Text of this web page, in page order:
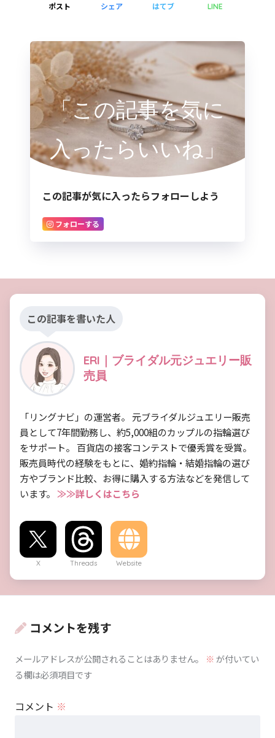
ポスト シェア はてブ LINE
「この記事を気に
入ったらいいね」
この記事が気に入ったらフォローしよう
フォローする
この記事を書いた人
ERI｜ブライダル元ジュエリー販
売員
「リングナビ」の運営者。 元ブライダルジュエリー販売
員として7年間勤務し、約5,000組のカップルの指輪選び
をサポート。 百貨店の接客コンテストで優秀賞を受賞。
販売員時代の経験をもとに、婚約指輪・結婚指輪の選び
方やブランド比較、お得に購入する方法などを発信して
います。 ≫≫詳しくはこちら
X Threads Website
コメントを残す
メールアドレスが公開されることはありません。 ※が付いてい
る欄は必須項目です
コメント ※